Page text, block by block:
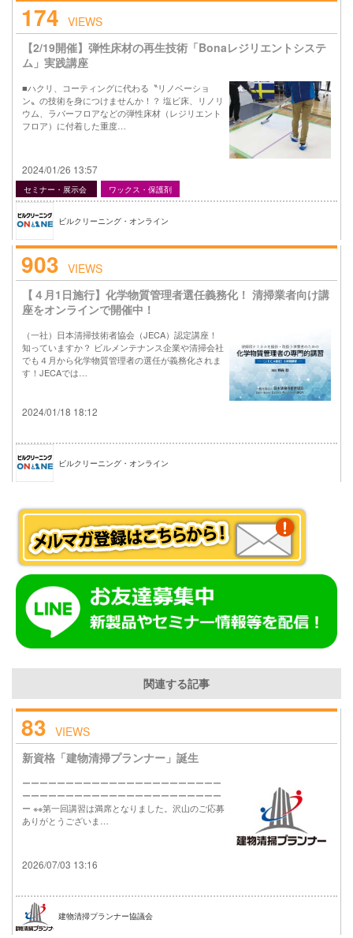
174 VIEWS
【2/19開催】弾性床材の再生技術「Bonaレジリエントシステ
ム」実践講座
■ハクリ、コーティングに代わる〝リノベーショ
ン〟の技術を身につけませんか！？ 塩ビ床、リノリ
ウム、ラバーフロアなどの弾性床材（レジリエント
フロア）に付着した重度…
2024/01/26 13:57
セミナー・展示会 ワックス・保護剤
ビルクリーニング・オンライン
903 VIEWS
【４月1日施行】化学物質管理者選任義務化！ 清掃業者向け講
座をオンラインで開催中！
（一社）日本清掃技術者協会（JECA）認定講座！
知っていますか？ ビルメンテナンス企業や清掃会社
でも４月から化学物質管理者の選任が義務化されま
す！JECAでは…
2024/01/18 18:12
ビルクリーニング・オンライン
関連する記事
83 VIEWS
新資格「建物清掃プランナー」誕生
ーーーーーーーーーーーーーーーーーーーーーーー
ーーーーーーーーーーーーーーーーーーーーーーー
ー ※※第一回講習は満席となりました。沢山のご応募
ありがとうございま…
2026/07/03 13:16
建物清掃プランナー協議会